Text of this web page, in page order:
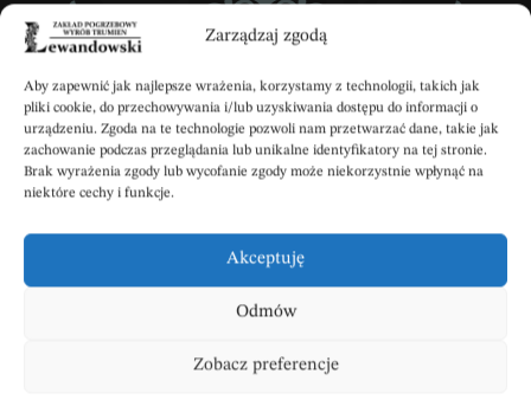
Zarządzaj zgodą
Aby zapewnić jak najlepsze wrażenia, korzystamy z technologii, takich jak
pliki cookie, do przechowywania i/lub uzyskiwania dostępu do informacji o
urządzeniu. Zgoda na te technologie pozwoli nam przetwarzać dane, takie jak
zachowanie podczas przeglądania lub unikalne identyfikatory na tej stronie.
Brak wyrażenia zgody lub wycofanie zgody może niekorzystnie wpłynąć na
niektóre cechy i funkcje.
Akceptuję
Odmów
Zobacz preferencje
Wpisz swoje kondolencje
DODAJ KONDOLENCJE
SIELAWA